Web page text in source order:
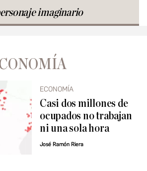
imaginario
ECONOMÍA
Casi dos millones de
ocupados no trabajan
ni una sola hora
José Ramón Riera